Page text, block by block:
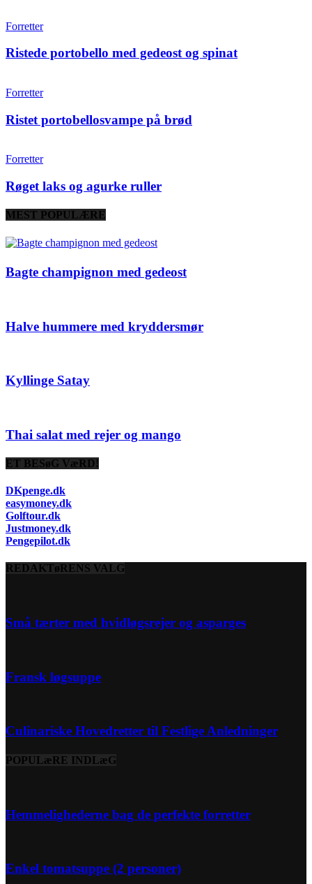
Forretter
Ristede portobello med gedeost og spinat
Forretter
Ristet portobellosvampe på brød
Forretter
Røget laks og agurke ruller
MEST POPULÆRE
Bagte champignon med gedeost
Halve hummere med kryddersmør
Kyllinge Satay
Thai salat med rejer og mango
ET BESøG VæRD!
DKpenge.dk
easymoney.dk
Golftour.dk
Justmoney.dk
Pengepilot.dk
REDAKTøRENS VALG
Små tærter med hvidløgsrejer og asparges
Fransk løgsuppe
Culinariske Hovedretter til Festlige Anledninger
POPULæRE INDLæG
Hemmelighederne bag de perfekte forretter
Enkel tomatsuppe (2 personer)